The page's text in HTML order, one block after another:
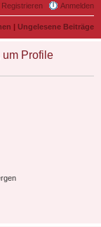
Anmelden
Registrieren
| Ungelesene Beiträge
um Profile